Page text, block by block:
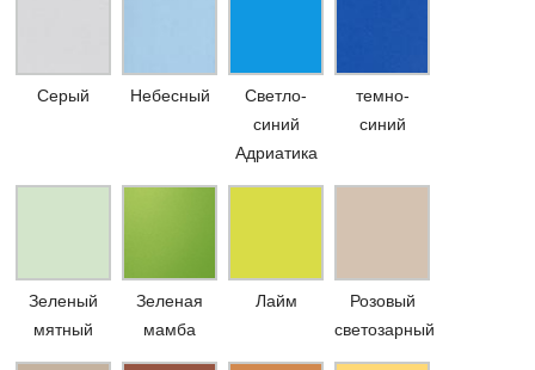
Серый Небесный
Светло-
синий
Адриатика
темно-
синий
Зеленый
мятный
Зеленая
мамба
Лайм
Розовый
светозарный